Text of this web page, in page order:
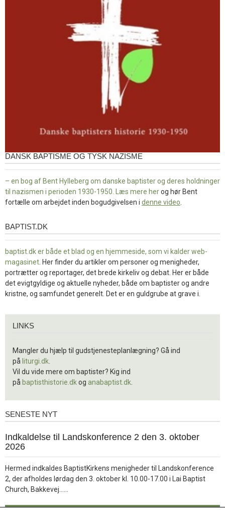
DANSK BAPTISME OG TYSK NAZISME
– en bog af Bent Hylleberg om danske baptister og deres holdninger
til nazismen i perioden 1930-1950. Læs mere herog hør Bent
fortælle om arbejdet inden bogudgivelsen i denne video
baptist.dk
BAPTIST.DK
baptist.dk er både et blad og en hjemmeside, som vi kalder web-
magasinet . Her finder du artikler om personer og menigheder,
portrætter og reportager, det brede kirkeliv og debat. Her er både
det evigtgyldige og aktuelle nyheder, både om baptister og andre
kristne, og samfundet generelt. Det er en guldgrube at grave i.
LINKS
Mangler du hjælp til gudstjenesteplanlægning? Gå ind
på liturgi.dk
Vil du vide mere om baptister? Kig ind
på baptisthistorie.dkog anabaptist.dk
Seneste
SENESTE NYT
1.
jul.
Indkaldelse til Landskonference 2 den 3. oktober
2026
Hermed indkaldes BaptistKirkens menigheder til Landskonference
2, der afholdes lørdag den 3. oktober kl. 10.00-17.00 i Lai Baptist
Church, Bakkevej……